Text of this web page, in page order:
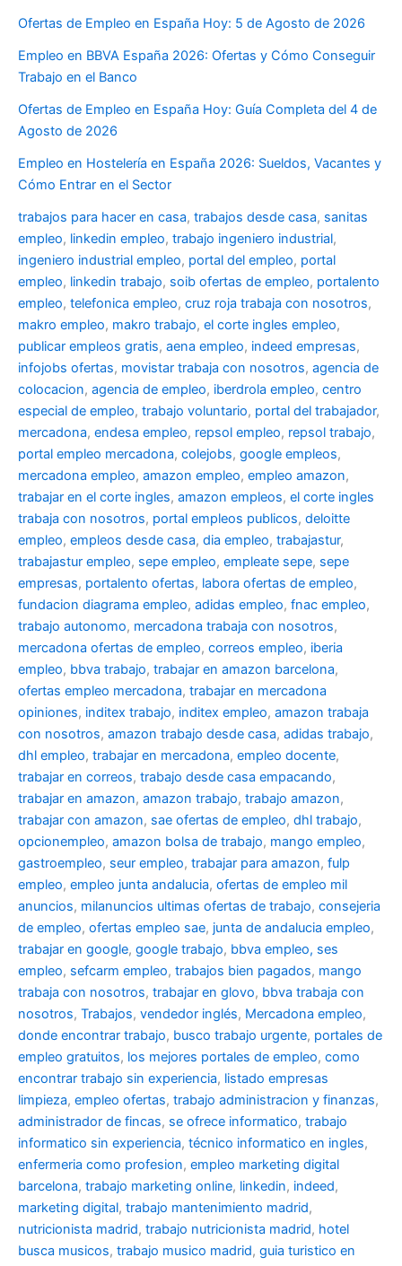
Ofertas de Empleo en España Hoy: 5 de Agosto de 2026
Empleo en BBVA España 2026: Ofertas y Cómo Conseguir
Trabajo en el Banco
Ofertas de Empleo en España Hoy: Guía Completa del 4 de
Agosto de 2026
Empleo en Hostelería en España 2026: Sueldos, Vacantes y
Cómo Entrar en el Sector
trabajos para hacer en casa, trabajos desde casa, sanitas
empleo, linkedin empleo, trabajo ingeniero industrial,
ingeniero industrial empleo, portal del empleo, portal
empleo, linkedin trabajo, soib ofertas de empleo, portalento
empleo, telefonica empleo, cruz roja trabaja con nosotros,
makro empleo, makro trabajo, el corte ingles empleo,
publicar empleos gratis, aena empleo, indeed empresas,
infojobs ofertas, movistar trabaja con nosotros, agencia de
colocacion, agencia de empleo, iberdrola empleo, centro
especial de empleo, trabajo voluntario, portal del trabajador,
mercadona, endesa empleo, repsol empleo, repsol trabajo,
portal empleo mercadona, colejobs, google empleos,
mercadona empleo, amazon empleo, empleo amazon,
trabajar en el corte ingles, amazon empleos, el corte ingles
trabaja con nosotros, portal empleos publicos, deloitte
empleo, empleos desde casa, dia empleo, trabajastur,
trabajastur empleo, sepe empleo, empleate sepe, sepe
empresas, portalento ofertas, labora ofertas de empleo,
fundacion diagrama empleo, adidas empleo, fnac empleo,
trabajo autonomo, mercadona trabaja con nosotros,
mercadona ofertas de empleo, correos empleo, iberia
empleo, bbva trabajo, trabajar en amazon barcelona,
ofertas empleo mercadona, trabajar en mercadona
opiniones, inditex trabajo, inditex empleo, amazon trabaja
con nosotros, amazon trabajo desde casa, adidas trabajo,
dhl empleo, trabajar en mercadona, empleo docente,
trabajar en correos, trabajo desde casa empacando,
trabajar en amazon, amazon trabajo, trabajo amazon,
trabajar con amazon, sae ofertas de empleo, dhl trabajo,
opcionempleo, amazon bolsa de trabajo, mango empleo,
gastroempleo, seur empleo, trabajar para amazon, fulp
empleo, empleo junta andalucia, ofertas de empleo mil
anuncios, milanuncios ultimas ofertas de trabajo, consejeria
de empleo, ofertas empleo sae, junta de andalucia empleo,
trabajar en google, google trabajo, bbva empleo, ses
empleo, sefcarm empleo, trabajos bien pagados, mango
trabaja con nosotros, trabajar en glovo, bbva trabaja con
nosotros, Trabajos, vendedor inglés, Mercadona empleo,
donde encontrar trabajo, busco trabajo urgente, portales de
empleo gratuitos, los mejores portales de empleo, como
encontrar trabajo sin experiencia, listado empresas
limpieza, empleo ofertas, trabajo administracion y finanzas,
administrador de fincas, se ofrece informatico, trabajo
informatico sin experiencia, técnico informatico en ingles,
enfermeria como profesion, empleo marketing digital
barcelona, trabajo marketing online, linkedin, indeed,
marketing digital, trabajo mantenimiento madrid,
nutricionista madrid, trabajo nutricionista madrid, hotel
busca musicos, trabajo musico madrid, guia turistico en